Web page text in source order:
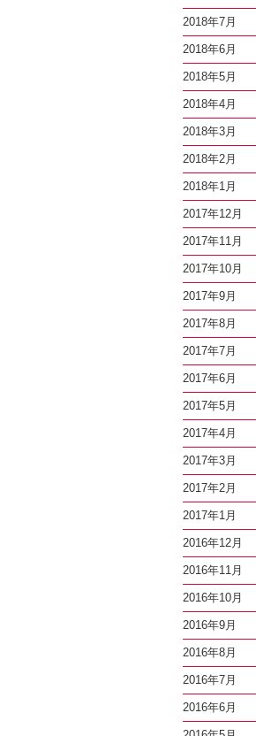
2018年7月
2018年6月
2018年5月
2018年4月
2018年3月
2018年2月
2018年1月
2017年12月
2017年11月
2017年10月
2017年9月
2017年8月
2017年7月
2017年6月
2017年5月
2017年4月
2017年3月
2017年2月
2017年1月
2016年12月
2016年11月
2016年10月
2016年9月
2016年8月
2016年7月
2016年6月